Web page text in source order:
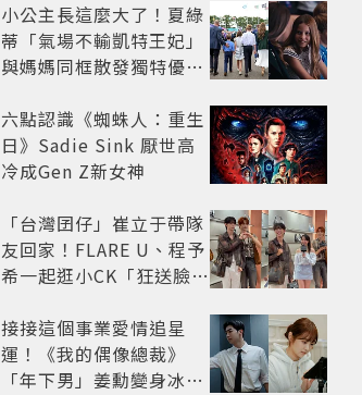
小公主長這麼大了！夏綠
蒂「氣場不輸凱特王妃」
與媽媽同框散發獨特優雅
六點認識《蜘蛛人：重生
日》Sadie Sink 厭世高
冷成Gen Z新女神
「台灣囝仔」崔立于帶隊
友回家！FLARE U、程予
希一起逛小CK「狂送臉頰
站私藏必逛名單
接接這個事業愛情追星
運！《我的偶像總裁》
「年下男」姜勳變身冰山